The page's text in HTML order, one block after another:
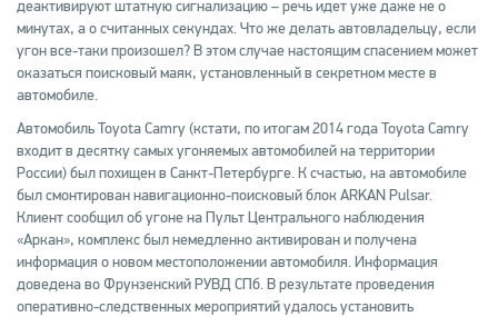
деактивируют штатную сигнализацию – речь идет уже даже не о
минутах, а о считанных секундах. Что же делать автовладельцу, если
угон все-таки произошел? В этом случае настоящим спасением может
оказаться поисковый маяк, установленный в секретном месте в
автомобиле.
Автомобиль Toyota Camry (кстати, по итогам 2014 года Toyota Camry
входит в десятку самых угоняемых автомобилей на территории
России) был похищен в Санкт-Петербурге. К счастью, на автомобиле
был смонтирован навигационно-поисковый блок ARKAN Pulsar.
Клиент сообщил об угоне на Пульт Центрального наблюдения
«Аркан», комплекс был немедленно активирован и получена
информация о новом местоположении автомобиля. Информация
доведена во Фрунзенский РУВД СПб. В результате проведения
оперативно-следственных мероприятий удалось установить